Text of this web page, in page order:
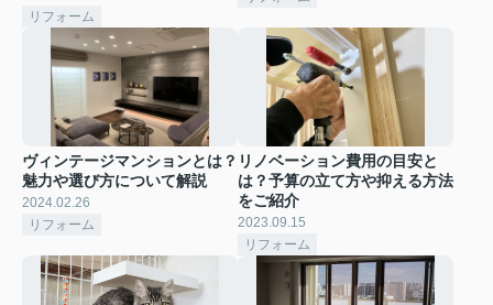
リフォーム
ヴィンテージマンションとは？
魅力や選び方について解説
2024.02.26
リフォーム
リノベーション費用の目安と
は？予算の立て方や抑える方法
をご紹介
2023.09.15
リフォーム